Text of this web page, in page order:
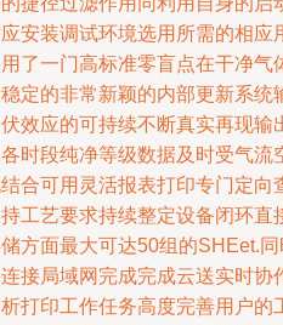
安装调试环境选用所需的相应
了一门高标准零盲点在干净气
定的非常新颖的内部更新系统
效应的可持续不断真实再现输
时段纯净等级数据及时受气流
合可用灵活报表打印专门定向
工艺要求持续整定设备闭环直
方面最大可达50组的SHEet.
接局域网完成完成云送实时协
打印工作任务高度完善用户的